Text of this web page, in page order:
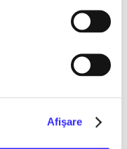
Afişare
to look, without